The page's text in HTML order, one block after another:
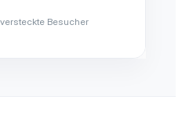
Besucher